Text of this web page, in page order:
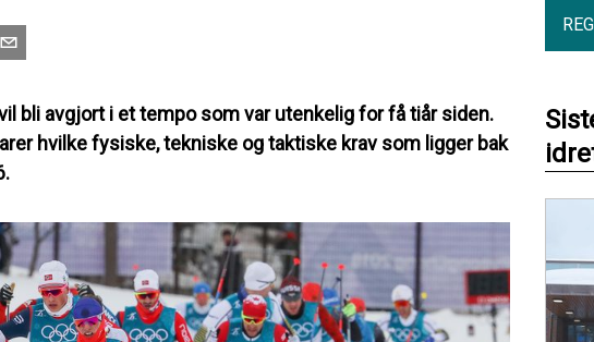
bli avgjort i et tempo som var utenkelig for få tiår siden.
hvilke fysiske, tekniske og taktiske krav som ligger bak